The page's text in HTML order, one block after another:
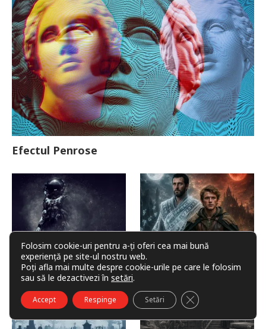
Efectul Penrose
Misiune în afara cupolei Invoker (video)
Folosim cookie-uri pentru a-ți oferi cea mai bună
experiență pe site-ul nostru web.
Poți afla mai multe despre cookie-urile pe care le folosim
sau să le dezactivezi în setări.
Accept Respinge Setări CLOSE GDPR